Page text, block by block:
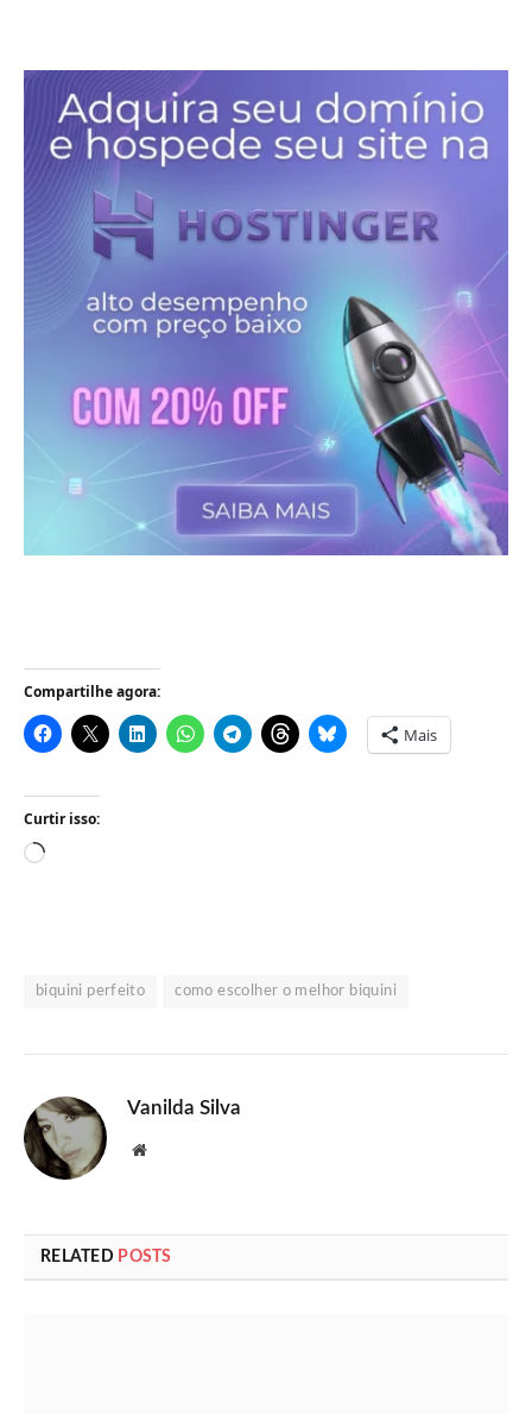
Compartilhe agora:
Mais
Curtir isso:
Carregando...
biquini perfeito como escolher o melhor biquini
Vanilda Silva
Website
RELATED POSTS